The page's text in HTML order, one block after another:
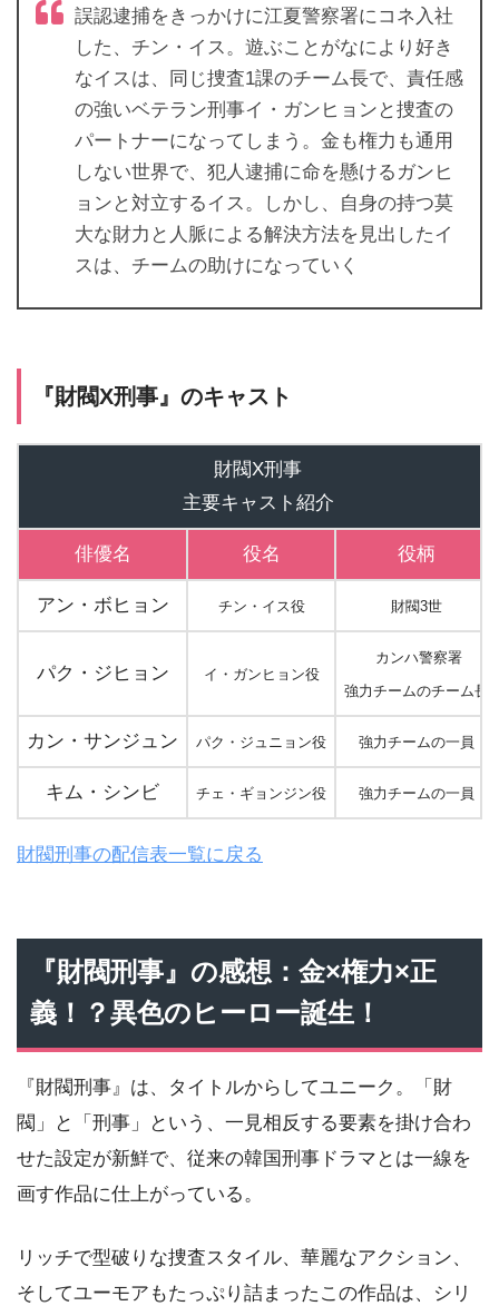
誤認逮捕をきっかけに江夏警察署にコネ入社
した、チン・イス。遊ぶことがなにより好き
なイスは、同じ捜査1課のチーム長で、責任感
の強いベテラン刑事イ・ガンヒョンと捜査の
パートナーになってしまう。金も権力も通用
しない世界で、犯人逮捕に命を懸けるガンヒ
ョンと対立するイス。しかし、自身の持つ莫
大な財力と人脈による解決方法を見出したイ
スは、チームの助けになっていく
『財閥X刑事』のキャスト
財閥X刑事
主要キャスト紹介
俳優名 役名 役柄
アン・ボヒョン チン・イス役 財閥3世
パク・ジヒョン イ・ガンヒョン役
カンハ警察署
強力チームのチーム長
カン・サンジュン パク・ジュニョン役 強力チームの一員
キム・シンビ チェ・ギョンジン役 強力チームの一員
財閥刑事の配信表一覧に戻る
『財閥刑事』の感想：金×権力×正
義！？異色のヒーロー誕生！
『財閥刑事』は、タイトルからしてユニーク。「財
閥」と「刑事」という、一見相反する要素を掛け合わ
せた設定が新鮮で、従来の韓国刑事ドラマとは一線を
画す作品に仕上がっている。
リッチで型破りな捜査スタイル、華麗なアクション、
そしてユーモアもたっぷり詰まったこの作品は、シリ